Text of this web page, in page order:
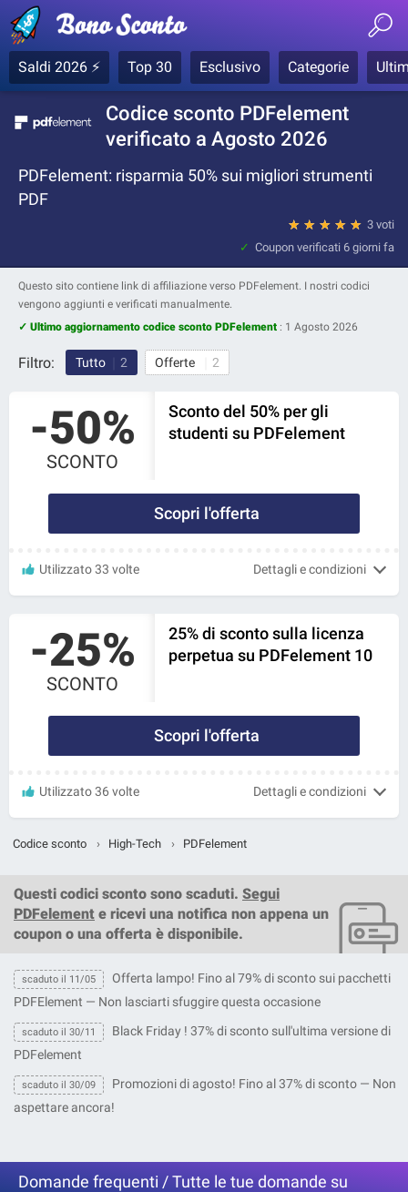
Saldi 2026 ⚡ Top 30 Esclusivo Categorie
Codice sconto PDFelement
verificato a Agosto 2026
PDFelement: risparmia 50% sui migliori strumenti
PDF
3 voti
★
★
★
★
★
Coupon verificati 6 giorni fa
Questo sito contiene link di affiliazione verso PDFelement. I nostri codici
vengono aggiunti e verificati manualmente.
✓ Ultimo aggiornamento codice sconto PDFelement : 1 Agosto 2026
Filtro: Tutto 2 Offerte 2
-50%
SCONTO
Sconto del 50% per gli
studenti su PDFelement
Scopri l'offerta
Utilizzato 33 volte Dettagli e condizioni
-25%
SCONTO
25% di sconto sulla licenza
perpetua su PDFelement 10
Scopri l'offerta
Utilizzato 36 volte Dettagli e condizioni
Codice sconto › High-Tech › PDFelement
Questi codici sconto sono scaduti. Segui
PDFelement e ricevi una notifica non appena un
coupon o una offerta è disponibile.
scaduto il 11/05
Offerta lampo! Fino al 79% di sconto sui pacchetti
PDFElement — Non lasciarti sfuggire questa occasione
scaduto il 30/11
Black Friday ! 37% di sconto sull'ultima versione di
PDFelement
scaduto il 30/09
Promozioni di agosto! Fino al 37% di sconto — Non
aspettare ancora!
Domande frequenti / Tutte le tue domande su